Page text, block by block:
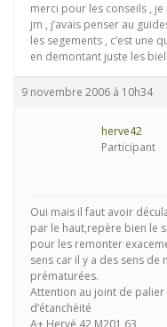
merci pour les conseils ,
jm , j’avais penser au
les segements , c’est une
en demontant juste les
9 novembre 2006 à 10h34
herve42
Participant
Oui mais il faut avoir
par le haut,repère bien le
pour les remonter
sens car il y a des sens
prématurées.
Attention au joint de
d’étanchéité